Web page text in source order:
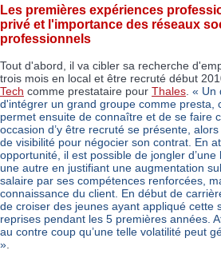
Les premières expériences
privé et l'importance des réseaux
professionnels
Tout d'abord, il va cibler sa recherche
trois mois en local et être recruté début
Tech comme prestataire pour Thales « Un
d'intégrer un grand groupe comme presta,
permet ensuite de connaître et de se faire
occasion d’y être recruté se présente,
de visibilité pour négocier son contrat. En
opportunité, il est possible de jongler d’une
une autre en justifiant une augmentation
salaire par ses compétences renforcées,
connaissance du client. En début de
de croiser des jeunes ayant appliqué cette
reprises pendant les 5 premières années.
au contre coup qu’une telle volatilité peut
»